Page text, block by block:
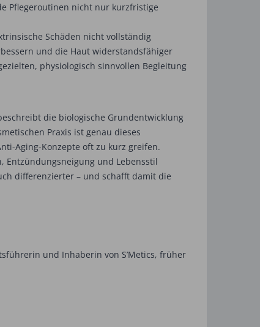
Pflegeroutinen nicht nur kurzfristige
Schäden nicht vollständig
und die Haut widerstandsfähiger
physiologisch sinnvollen Begleitung
die biologische Grundentwicklung
Praxis ist genau dieses
Aging-Konzepte oft zu kurz greifen.
Entzündungsneigung und Lebensstil
differenzierter – und schafft damit die
und Inhaberin von S’Metics, ­früher